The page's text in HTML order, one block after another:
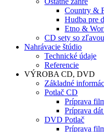
Country &
Hudba pre
Etno &
CD sety so zľavou
Nahrávacie štúdio
Technické údaje
Referencie
VÝROBA CD, DVD
Základné
Potlač CD
Príprava
Príprava
DVD Potlač
Príprava